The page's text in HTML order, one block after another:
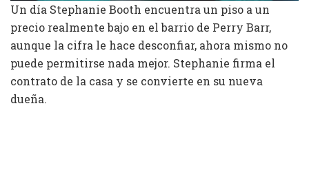
Un día Stephanie Booth encuentra un piso a un
precio realmente bajo en el barrio de Perry Barr,
aunque la cifra le hace desconfiar, ahora mismo no
puede permitirse nada mejor. Stephanie firma el
contrato de la casa y se convierte en su nueva
dueña.